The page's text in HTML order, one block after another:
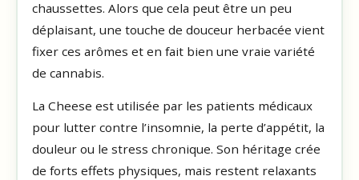
chaussettes. Alors que cela peut être un peu
déplaisant, une touche de douceur herbacée vient
fixer ces arômes et en fait bien une vraie variété
de cannabis.
La Cheese est utilisée par les patients médicaux
pour lutter contre l’insomnie, la perte d’appétit, la
douleur ou le stress chronique. Son héritage crée
de forts effets physiques, mais restent relaxants